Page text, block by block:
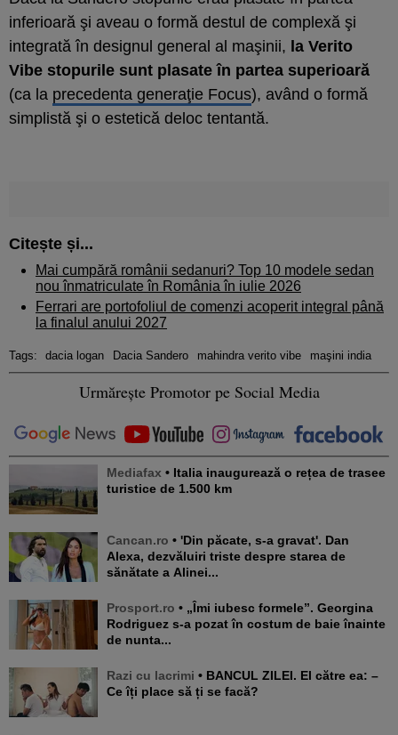
inferioară şi aveau o formă destul de complexă şi
integrată în designul general al maşinii, la Verito
Vibe stopurile sunt plasate în partea superioară
(ca la precedenta generaţie Focus), având o formă
simplistă şi o estetică deloc tentantă.
Citește și...
Mai cumpără românii sedanuri? Top 10 modele sedan
nou înmatriculate în România în iulie 2026
Ferrari are portofoliul de comenzi acoperit integral până
la finalul anului 2027
Tags: dacia logan Dacia Sandero mahindra verito vibe maşini india
Urmărește Promotor pe Social Media
Mediafax • Italia inaugurează o rețea de trasee
turistice de 1.500 km
Cancan.ro • 'Din păcate, s-a gravat'. Dan
Alexa, dezvăluiri triste despre starea de
sănătate a Alinei...
Prosport.ro • „Îmi iubesc formele”. Georgina
Rodriguez s-a pozat în costum de baie înainte
de nunta...
Razi cu lacrimi • BANCUL ZILEI. El către ea: –
Ce îți place să ți se facă?